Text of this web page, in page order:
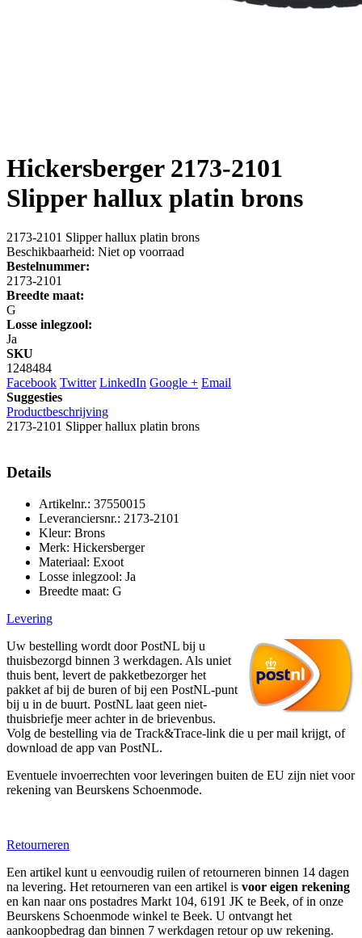
Hickersberger 2173-2101
Slipper hallux platin brons
2173-2101 Slipper hallux platin brons
Beschikbaarheid: Niet op voorraad
Bestelnummer:
2173-2101
Breedte maat:
G
Losse inlegzool:
Ja
SKU
1248484
Facebook Twitter LinkedIn Google + Email
Suggesties
Productbeschrijving
2173-2101 Slipper hallux platin brons
Details
Artikelnr.: 37550015
Leveranciersnr.: 2173-2101
Kleur: Brons
Merk: Hickersberger
Materiaal: Exoot
Losse inlegzool: Ja
Breedte maat: G
Levering
Uw bestelling wordt door PostNL bij u
thuisbezorgd binnen 3 werkdagen. Als uniet
thuis bent, levert de pakketbezorger het
pakket af bij de buren of bij een PostNL-punt
bij u in de buurt. PostNL laat geen niet-
thuisbriefje meer achter in de brievenbus.
Volg de bestelling via de Track&Trace-link die u per mail krijgt, of
download de app van PostNL.
Eventuele invoerrechten voor leveringen buiten de EU zijn niet voor
rekening van Beurskens Schoenmode.
Retourneren
Een artikel kunt u eenvoudig ruilen of retourneren binnen 14 dagen
na levering. Het retourneren van een artikel is voor eigen rekening
en kan naar ons postadres Markt 104, 6191 JK te Beek, of in onze
Beurskens Schoenmode winkel te Beek. U ontvangt het
aankoopbedrag dan binnen 7 werkdagen retour op uw rekening.